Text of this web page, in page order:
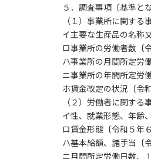
５．調査事項〔基準と
（１）事業所に関する
イ主要な生産品の名称
ロ事業所の労働者数〔
ハ事業所の月間所定労
ニ事業所の年間所定労
ホ賃金改定の状況〔令
（２）労働者に関する
イ性、就業形態、年齢
ロ賃金形態〔令和５年
ハ基本給額、諸手当〔
ニ月間所定労働日数、